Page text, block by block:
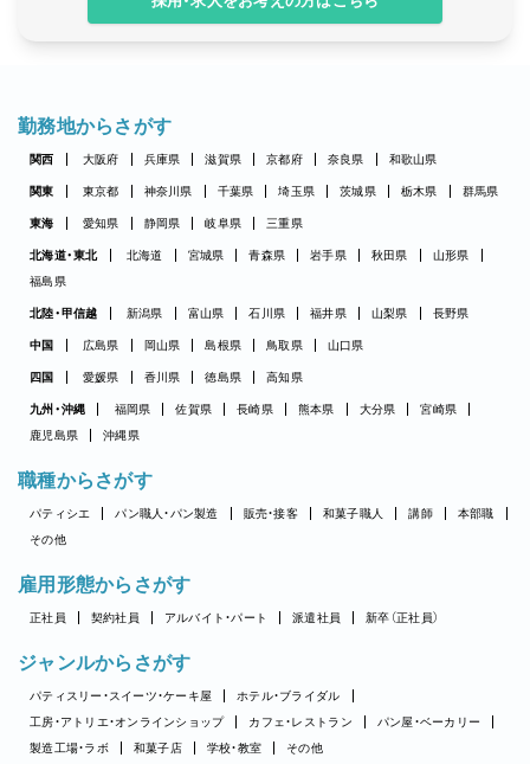
勤務地からさがす
関西 大阪府 兵庫県 滋賀県 京都府 奈良県 和歌山県
関東 東京都 神奈川県 千葉県 埼玉県 茨城県 栃木県 群馬県
東海 愛知県 静岡県 岐阜県 三重県
北海道・東北 北海道 宮城県 青森県 岩手県 秋田県
山形県
福島県
北陸・甲信越 新潟県 富山県 石川県 福井県 山梨県 長野県
中国 広島県 岡山県 島根県 鳥取県 山口県
四国 愛媛県 香川県 徳島県 高知県
九州・沖縄 福岡県 佐賀県 長崎県 熊本県 大分県
宮崎県
鹿児島県
沖縄県
職種からさがす
パティシエ パン職人・パン製造 販売・接客 和菓子職人 講師
本部職
その他
雇用形態からさがす
正社員 契約社員 アルバイト・パート 派遣社員 新卒（正社員）
ジャンルからさがす
パティスリー・スイーツ・ケーキ屋
ホテル・ブライダル
工房・アトリエ・オンラインショップ
カフェ・レストラン
パン屋・ベーカリー
製造工場・ラボ
和菓子店 学校・教室 その他